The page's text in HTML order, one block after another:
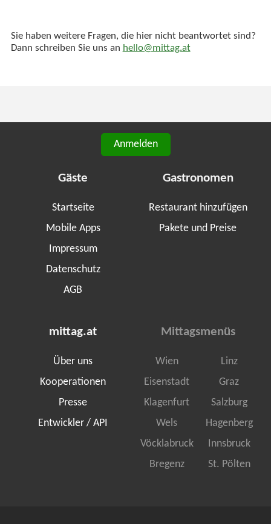
Sie haben weitere Fragen, die hier nicht beantwortet sind?
Dann schreiben Sie uns an hello@mittag.at
Anmelden
Gäste
Startseite
Mobile Apps
Impressum
Datenschutz
AGB
Gastronomen
Restaurant hinzufügen
Pakete und Preise
mittag.at
Über uns
Kooperationen
Presse
Entwickler / API
Mittagsmenüs
Wien
Linz
Eisenstadt
Graz
Klagenfurt
Salzburg
Wels
Hagenberg
Vöcklabruck
Innsbruck
Bregenz
St. Pölten